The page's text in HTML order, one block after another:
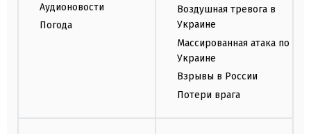
Аудионовости
Погода
Воздушная тревога в
Украине
Массированная атака по
Украине
Взрывы в России
Потери врага